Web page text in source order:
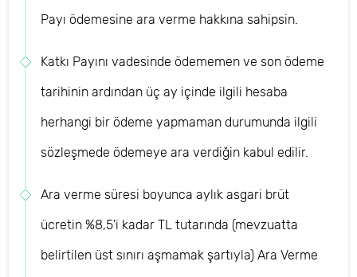
Payı ödemesine ara verme hakkına sahipsin.
Katkı Payını vadesinde ödememen ve son ödeme
tarihinin ardından üç ay içinde ilgili hesaba
herhangi bir ödeme yapmaman durumunda ilgili
sözleşmede ödemeye ara verdiğin kabul edilir.
Ara verme süresi boyunca aylık asgari brüt
ücretin %8,5'i kadar TL tutarında (mevzuatta
belirtilen üst sınırı aşmamak şartıyla) Ara Verme